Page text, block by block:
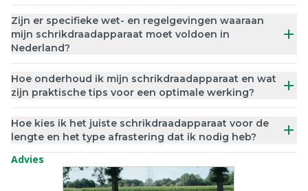
Zijn er specifieke wet- en regelgevingen waaraan
mijn schrikdraadapparaat moet voldoen in
Nederland?
Hoe onderhoud ik mijn schrikdraadapparaat en wat
zijn praktische tips voor een optimale werking?
Hoe kies ik het juiste schrikdraadapparaat voor de
lengte en het type afrastering dat ik nodig heb?
Advies